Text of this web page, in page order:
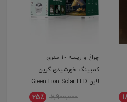
چراغ و ریسه 10 متری
کمپینگ خورشیدی گرین
لاین Green Lion Solar LED
Lumex Camping Light
2,900,000 25٪